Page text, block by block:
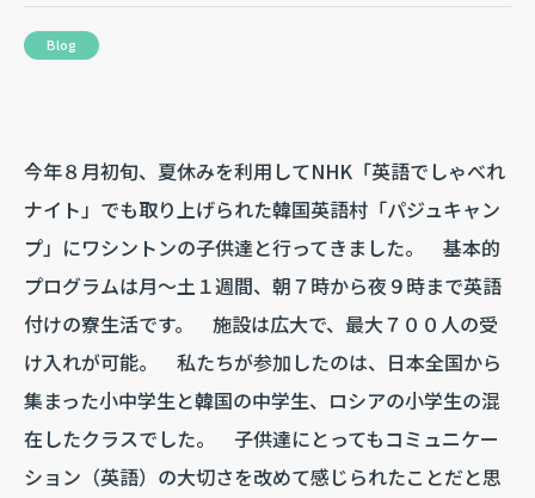
Blog
今年８月初旬、夏休みを利用してNHK「英語でしゃべれ
ナイト」でも取り上げられた韓国英語村「パジュキャン
プ」にワシントンの子供達と行ってきました。 基本的
プログラムは月～土１週間、朝７時から夜９時まで英語
付けの寮生活です。 施設は広大で、最大７００人の受
け入れが可能。 私たちが参加したのは、日本全国から
集まった小中学生と韓国の中学生、ロシアの小学生の混
在したクラスでした。 子供達にとってもコミュニケー
ション（英語）の大切さを改めて感じられたことだと思